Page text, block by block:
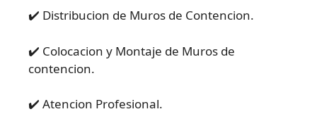
✔️ Distribucion de Muros de Contencion.
✔️ Colocacion y Montaje de Muros de
contencion.
✔️ Atencion Profesional.